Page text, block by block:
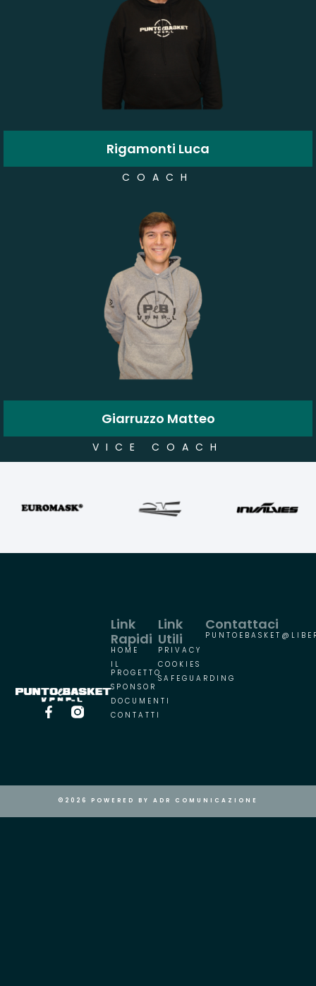
Rigamonti Luca
COACH
Giarruzzo Matteo
VICE COACH
Link
Utili
PRIVACY
COOKIES
SAFEGUARDING
Link
Rapidi
HOME
IL
PROGETTO
SPONSOR
DOCUMENTI
CONTATTI
Contattaci
©2026 POWERED BY ADR COMUNICAZIONE